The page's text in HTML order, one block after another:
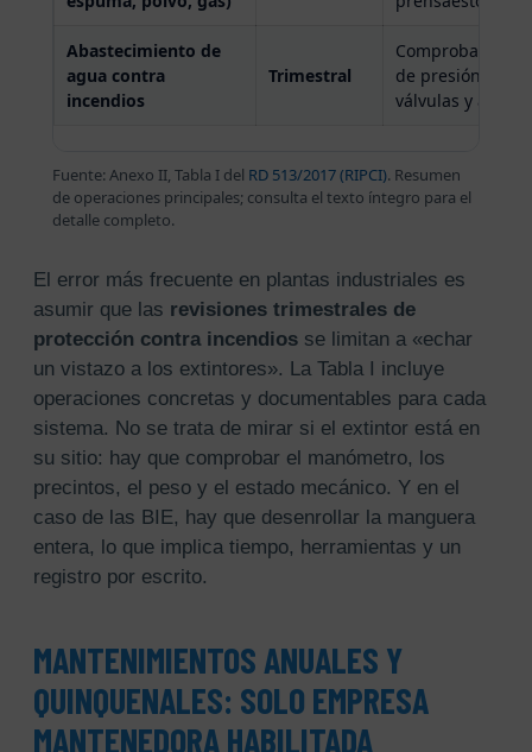
Abastecimiento de
agua contra
incendios
Trimestral
Comprobación
de presión ·
válvulas y
Fuente: Anexo II, Tabla I del RD 513/2017 (RIPCI). Resumen
de operaciones principales; consulta el texto íntegro para el
detalle completo.
El error más frecuente en plantas industriales es
asumir que las revisiones trimestrales de
protección contra incendiosse limitan a «echar
un vistazo a los extintores». La Tabla I incluye
operaciones concretas y documentables para cada
sistema. No se trata de mirar si el extintor está en
su sitio: hay que comprobar el manómetro, los
precintos, el peso y el estado mecánico. Y en el
caso de las BIE, hay que desenrollar la manguera
entera, lo que implica tiempo, herramientas y un
registro por escrito.
MANTENIMIENTOS ANUALES Y
QUINQUENALES: SOLO EMPRESA
MANTENEDORA HABILITADA